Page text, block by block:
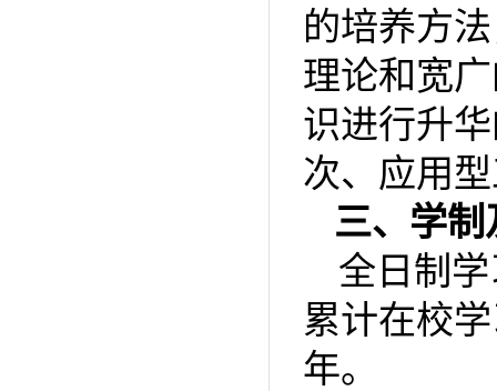
的培养方
理论和宽
识进行升
次、应用
三、学制
全日制
累计在校
年。